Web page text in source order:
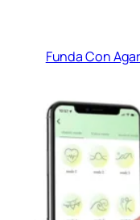
Funda Con